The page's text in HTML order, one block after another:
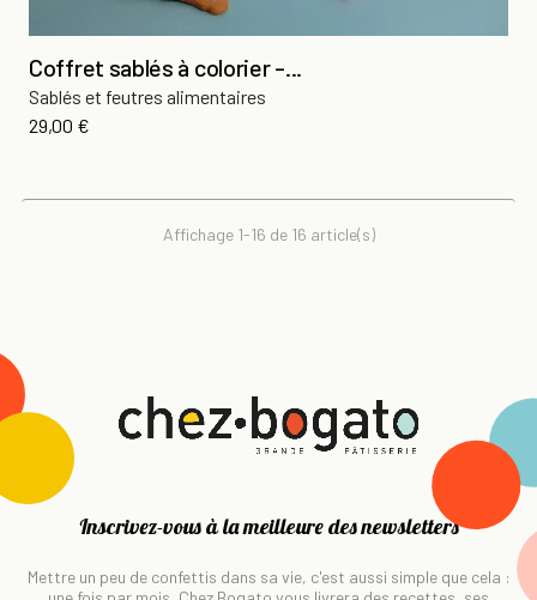
Coffret sablés à colorier -...
Sablés et feutres alimentaires
Prix
29,00 €
Affichage 1-16 de 16 article(s)
Inscrivez-vous à la meilleure des newsletters
Mettre un peu de confettis dans sa vie, c'est aussi simple que cela :